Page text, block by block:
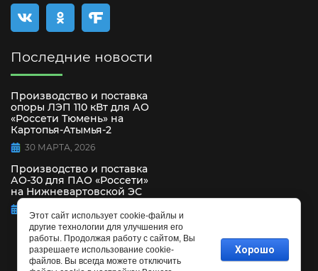
Последние новости
Производство и поставка
опоры ЛЭП 110 кВт для АО
«Россети Тюмень» на
Картопья-Атымья-2
30 МАРТА, 2026
Производство и поставка
АО-30 для ПАО «Россети»
на Нижневартовской ЭС
15 СЕНТЯБРЯ, 2025
Этот сайт использует cookie-файлы и
другие технологии для улучшения его
работы. Продолжая работу с сайтом, Вы
разрешаете использование cookie-
файлов. Вы всегда можете отключить
Хорошо